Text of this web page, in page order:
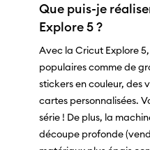
Que puis-je
Explore 5 ?
Avec la Cricut Explore
populaires comme de
stickers en couleur, des
cartes personnalisées.
série ! De plus, la
découpe profonde